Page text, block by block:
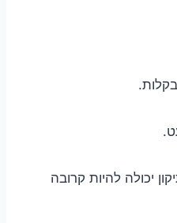
יכולה להיות קרובה